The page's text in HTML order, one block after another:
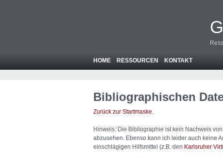
HOME RESSOURCEN KONTAKT
Bibliographischen
Zurück zur Startmaske.
Hinweis: Die Bibliographie ist kein Nachweis
abzusehen. Ebenso kann ich leider auch keine
einschlägigen Hilfsmittel (z.B. den Karlsruher